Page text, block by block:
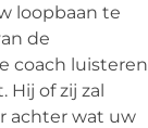
loopbaan te
de
coach luisteren
Hij of zij zal
achter wat uw